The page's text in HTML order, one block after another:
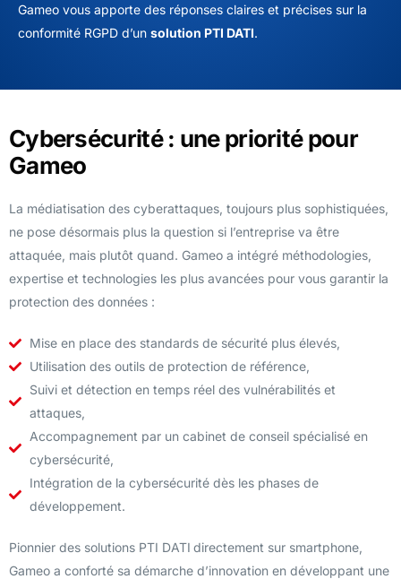
Gameo vous apporte des réponses claires et précises sur la
conformité RGPD d’un solution PTI DATI.
Cybersécurité : une priorité pour
Gameo
La médiatisation des cyberattaques, toujours plus sophistiquées,
ne pose désormais plus la question si l’entreprise va être
attaquée, mais plutôt quand. Gameo a intégré méthodologies,
expertise et technologies les plus avancées pour vous garantir la
protection des données :
Mise en place des standards de sécurité plus élevés,
Utilisation des outils de protection de référence,
Suivi et détection en temps réel des vulnérabilités et
attaques,
Accompagnement par un cabinet de conseil spécialisé en
cybersécurité,
Intégration de la cybersécurité dès les phases de
développement.
Pionnier des solutions PTI DATI directement sur smartphone,
Gameo a conforté sa démarche d’innovation en développant une